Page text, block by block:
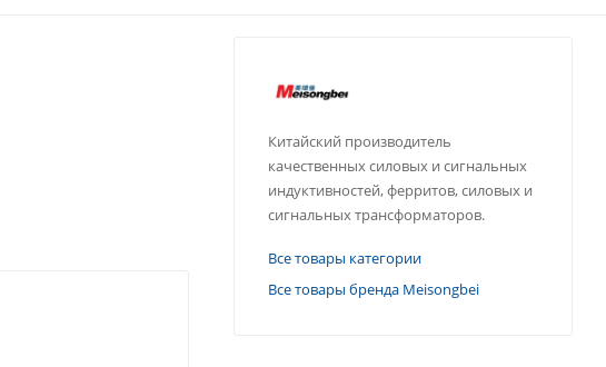
Китайский производитель
качественных силовых и сигнальных
индуктивностей, ферритов, силовых и
сигнальных трансформаторов.
Все товары категории
Все товары бренда Meisongbei